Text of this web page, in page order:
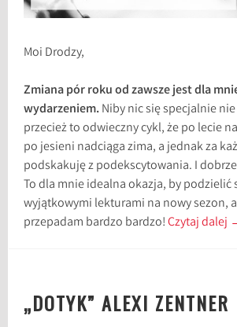
Moi Drodzy,
Zmiana pór roku od zawsze jest dla
wydarzeniem.Niby nic się specjalnie
przecież to odwieczny cykl, że po lecie
po jesieni nadciąga zima, a jednak za
podskakuję z podekscytowania. I
To dla mnie idealna okazja, by podzielić
wyjątkowymi lekturami na nowy sezon,
przepadam bardzo bardzo!Czytaj dalej
„DOTYK” ALEXI ZENTNER